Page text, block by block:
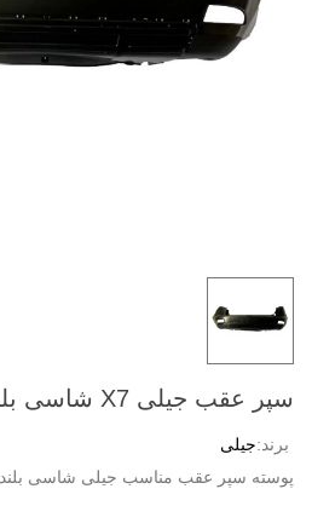
سپر عقب جیلی X7 شاسی بلند
برند:جیلی
پوسته سپر عقب مناسب جیلی شاسی بلند emgrand x7